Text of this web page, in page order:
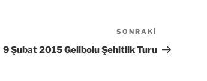
Yazı
SONRAKI
9 Şubat 2015 Gelibolu Şehitlik Turu